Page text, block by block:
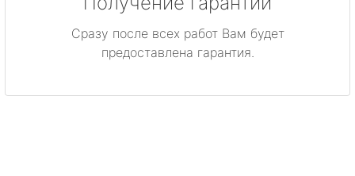
Сразу после всех работ Вам будет
предоставлена гарантия.